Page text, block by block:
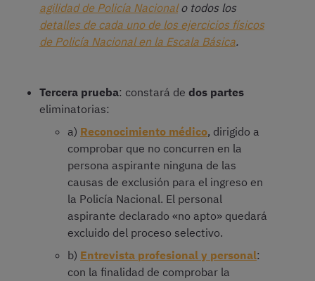
agilidad de Policía Nacionalotodos los
detalles de cada uno de los ejercicios físicos
de Policía Nacional en la Escala Básica.
Tercera prueba: constará de dos partes
eliminatorias:
a) Reconocimiento médico, dirigido a
comprobar que no concurren en la
persona aspirante ninguna de las
causas de exclusión para el ingreso en
la Policía Nacional. El personal
aspirante declarado «no apto» quedará
excluido del proceso selectivo.
b) Entrevista profesional y personal:
con la finalidad de comprobar la